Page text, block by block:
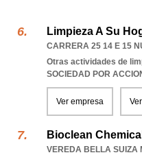
Limpieza A Su
CARRERA 25 14 E 15
Otras actividades de
SOCIEDAD POR
Ver empresa
Bioclean
VEREDA BELLA SUIZA